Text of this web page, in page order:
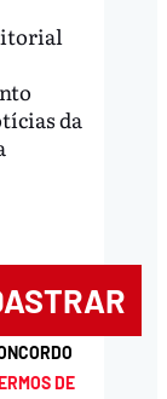
da
DE